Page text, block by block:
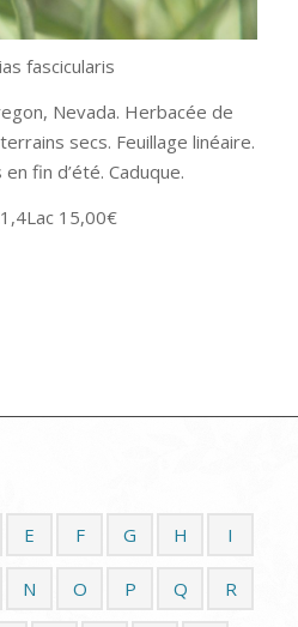
fascicularis
Nevada. Herbacée de
secs. Feuillage linéaire.
fin d’été. Caduque.
15,00€
E F G H I
N O P Q R